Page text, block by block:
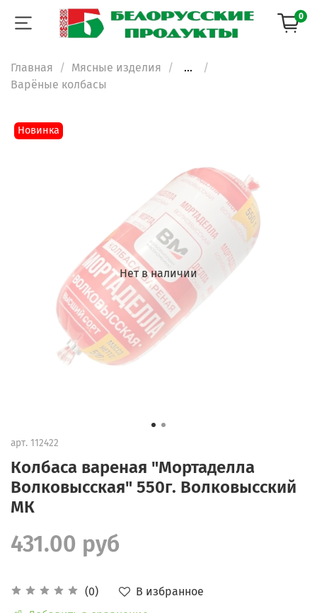
0
Главная Мясные изделия
...
Варёные колбасы
Нет в наличии
Новинка
арт. 112422
Колбаса вареная "Мортаделла
Волковысская" 550г. Волковысский
МК
(0)
В избранное
431.00 руб